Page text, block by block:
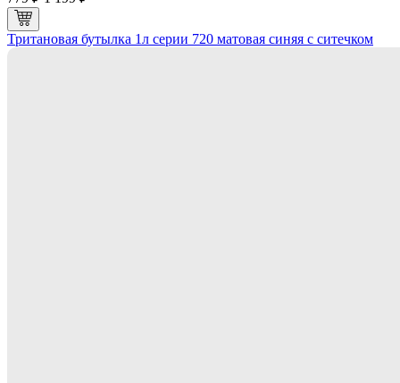
Тритановая бутылка 1л серии 720 матовая синяя с ситечком